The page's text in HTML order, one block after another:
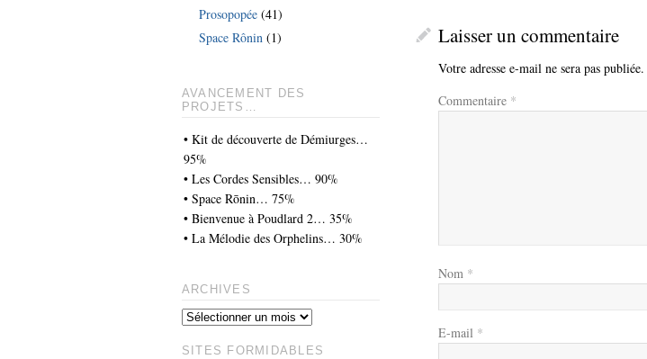
Laisser un commentaire
Votre adresse e-mail ne sera pas publiée.
Commentaire *
Nom *
E-mail *
Prosopopée (41)
Space Rônin (1)
AVANCEMENT DES
PROJETS…
• Kit de découverte de Démiurges…
95%
• Les Cordes Sensibles… 90%
• Space Rōnin… 75%
• Bienvenue à Poudlard 2… 35%
• La Mélodie des Orphelins… 30%
ARCHIVES
SITES FORMIDABLES